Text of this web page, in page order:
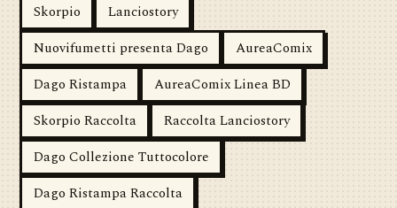
Skorpio
Lanciostory
Nuovifumetti presenta Dago
AureaComix
Dago Ristampa
AureaComix Linea BD
Skorpio Raccolta
Raccolta Lanciostory
Dago Collezione Tuttocolore
Dago Ristampa Raccolta